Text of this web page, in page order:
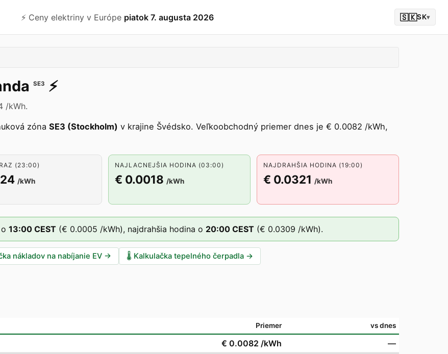
⚡️ Ceny elektriny v Európe piatok 7. augusta 2026 🇸🇰SK▾
SE3 ⚡️
/kWh.
zóna SE3 (Stockholm) v krajine Švédsko. Veľkoobchodný priemer dnes je € 0.0082 /kWh,
(23:00)
/kWh
NAJLACNEJŠIA HODINA (03:00)
€ 0.0018 /kWh
NAJDRAHŠIA HODINA (19:00)
€ 0.0321 /kWh
13:00 CEST (€ 0.0005 /kWh), najdrahšia hodina o 20:00 CEST (€ 0.0309 /kWh).
nákladov na nabíjanie EV → 🌡️ Kalkulačka tepelného čerpadla →
Priemer vs dnes
€ 0.0082 /kWh
—